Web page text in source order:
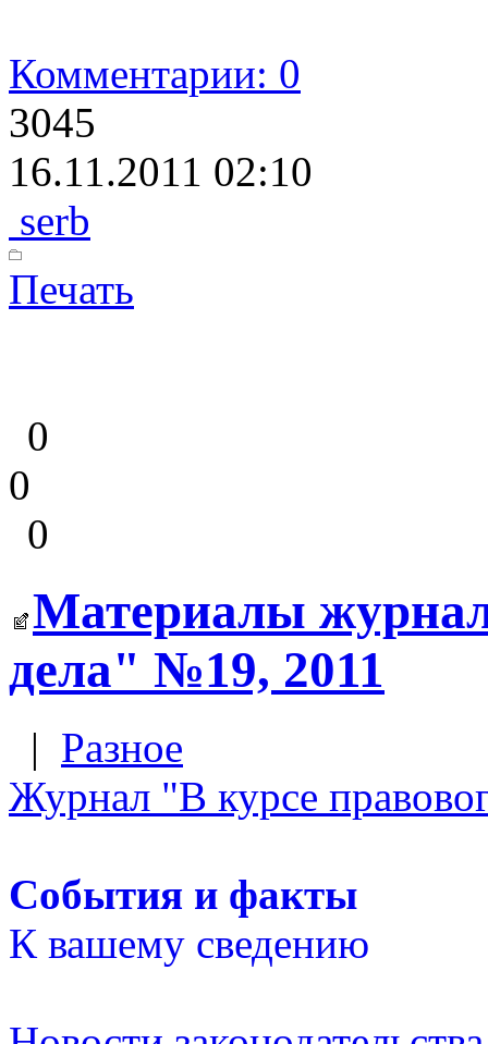
Комментарии: 0
3045
16.11.2011 02:10
serb
Печать
0
0
0
Материалы
дела" №19, 2011
| Разное
Журнал "В курсе
События и факты
К вашему сведению